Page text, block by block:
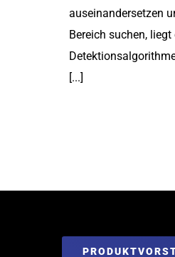
auseinandersetzen
Bereich suchen,
[...]